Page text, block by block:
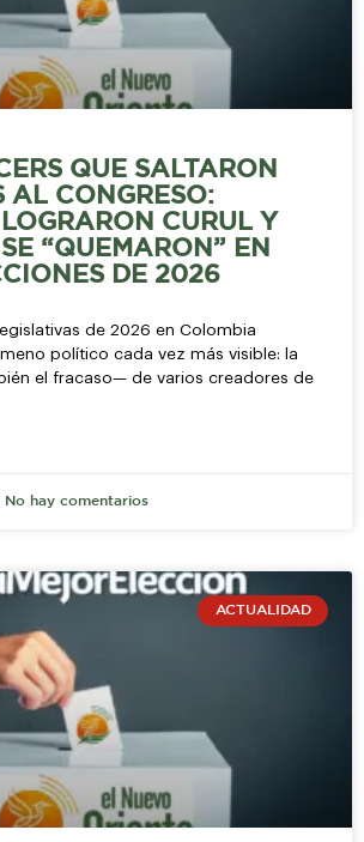
QUE SALTARON
AL CONGRESO:
CURUL Y
“QUEMARON” EN
DE 2026
de 2026 en Colombia
político cada vez más visible: la
el fracaso— de varios creadores de
No hay comentarios
ACTUALIDAD